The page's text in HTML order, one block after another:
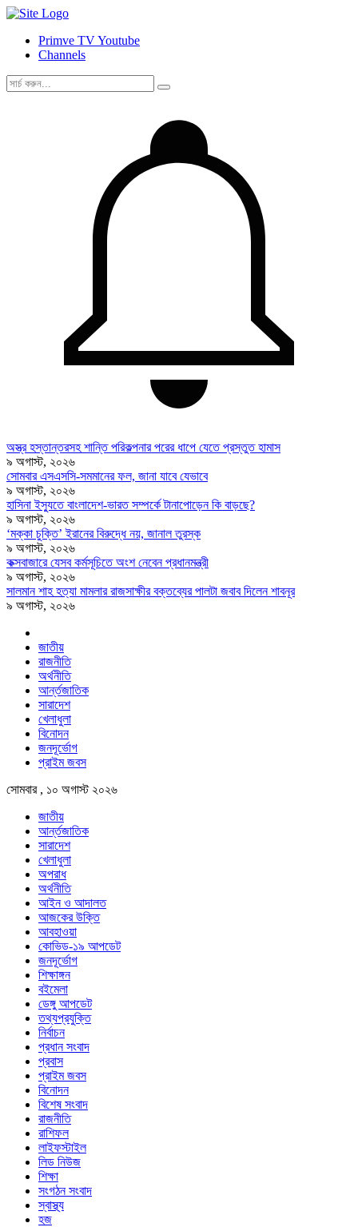
Primve TV Youtube
Channels
অস্ত্র হস্তান্তরসহ শান্তি পরিকল্পনার পরের ধাপে যেতে প্রস্তুত হামাস
৯ অগাস্ট, ২০২৬
সোমবার এসএসসি-সমমানের ফল, জানা যাবে যেভাবে
৯ অগাস্ট, ২০২৬
হাসিনা ইস্যুতে বাংলাদেশ-ভারত সম্পর্কে টানাপোড়েন কি বাড়ছে?
৯ অগাস্ট, ২০২৬
‘মক্কা চুক্তি’ ইরানের বিরুদ্ধে নয়, জানাল তুরস্ক
৯ অগাস্ট, ২০২৬
কক্সবাজারে যেসব কর্মসূচিতে অংশ নেবেন প্রধানমন্ত্রী
৯ অগাস্ট, ২০২৬
সালমান শাহ হত্যা মামলার রাজসাক্ষীর বক্তব্যের পালটা জবাব দিলেন শাবনূর
৯ অগাস্ট, ২০২৬
জাতীয়
রাজনীতি
অর্থনীতি
আর্ন্তজাতিক
সারাদেশ
খেলাধুলা
বিনোদন
জনদূর্ভোগ
প্রাইম জবস
সোমবার , ১০ অগাস্ট ২০২৬
জাতীয়
আর্ন্তজাতিক
সারাদেশ
খেলাধুলা
অপরাধ
অর্থনীতি
আইন ও আদালত
আজকের উক্তি
আবহাওয়া
কোভিড-১৯ আপডেট
জনদূর্ভোগ
শিক্ষাঙ্গন
বইমেলা
ডেঙ্গু আপডেট
তথ্যপ্রযুক্তি
নির্বাচন
প্রধান সংবাদ
প্রবাস
প্রাইম জবস
বিনোদন
বিশেষ সংবাদ
রাজনীতি
রাশিফল
লাইফস্টাইল
লিড নিউজ
শিক্ষা
সংগঠন সংবাদ
স্বাস্থ্য
হজ